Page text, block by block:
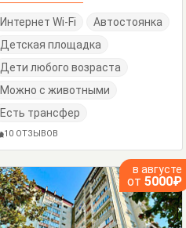
Интернет Wi-Fi
Автостоянка
Детская площадка
Дети любого возраста
Можно с животными
Есть трансфер
10 ОТЗЫВОВ
в августе
от 5000₽